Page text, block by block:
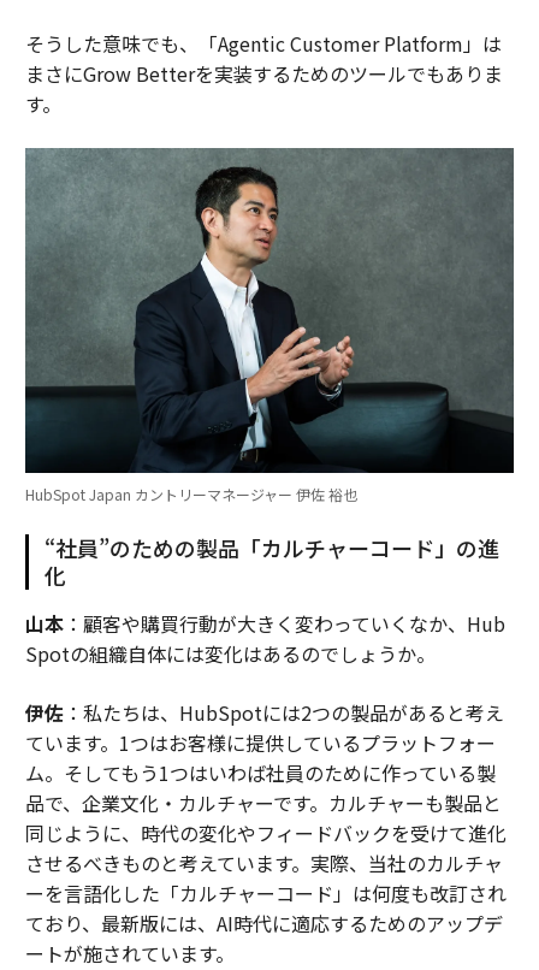
そうした意味でも、「Agentic Customer Platform」は
まさにGrow Betterを実装するためのツールでもありま
す。
HubSpot Japan カントリーマネージャー 伊佐 裕也
“社員”のための製品「カルチャーコード」の進
化
山本：顧客や購買行動が大きく変わっていくなか、Hub
Spotの組織自体には変化はあるのでしょうか。
伊佐：私たちは、HubSpotには2つの製品があると考え
ています。1つはお客様に提供しているプラットフォー
ム。そしてもう1つはいわば社員のために作っている製
品で、企業文化・カルチャーです。カルチャーも製品と
同じように、時代の変化やフィードバックを受けて進化
させるべきものと考えています。実際、当社のカルチャ
ーを言語化した「カルチャーコード」は何度も改訂され
ており、最新版には、AI時代に適応するためのアップデ
ートが施されています。